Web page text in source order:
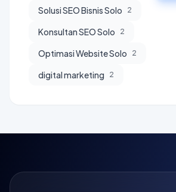
Solusi SEO Bisnis Solo 2
Konsultan SEO Solo 2
Optimasi Website Solo 2
digital marketing 2